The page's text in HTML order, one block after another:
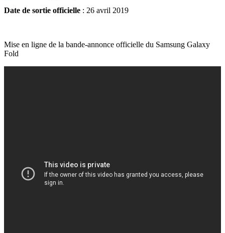
Date de sortie officielle : 26 avril 2019
Mise en ligne de la bande-annonce officielle du Samsung Galaxy
Fold